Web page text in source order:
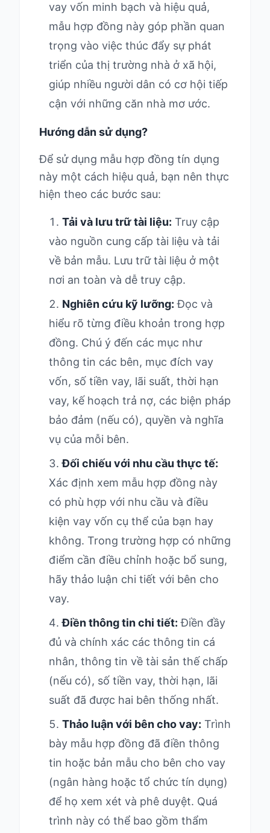
vay vốn minh bạch và hiệu quả,
mẫu hợp đồng này góp phần quan
trọng vào việc thúc đẩy sự phát
triển của thị trường nhà ở xã hội,
giúp nhiều người dân có cơ hội tiếp
cận với những căn nhà mơ ước.
Hướng dẫn sử dụng?
Để sử dụng mẫu hợp đồng tín dụng
này một cách hiệu quả, bạn nên thực
hiện theo các bước sau:
Tải và lưu trữ tài liệu: Truy cập
vào nguồn cung cấp tài liệu và tải
về bản mẫu. Lưu trữ tài liệu ở một
nơi an toàn và dễ truy cập.
Nghiên cứu kỹ lưỡng: Đọc và
hiểu rõ từng điều khoản trong hợp
đồng. Chú ý đến các mục như
thông tin các bên, mục đích vay
vốn, số tiền vay, lãi suất, thời hạn
vay, kế hoạch trả nợ, các biện pháp
bảo đảm (nếu có), quyền và nghĩa
vụ của mỗi bên.
Đối chiếu với nhu cầu thực tế:
Xác định xem mẫu hợp đồng này
có phù hợp với nhu cầu và điều
kiện vay vốn cụ thể của bạn hay
không. Trong trường hợp có những
điểm cần điều chỉnh hoặc bổ sung,
hãy thảo luận chi tiết với bên cho
vay.
Điền thông tin chi tiết: Điền đầy
đủ và chính xác các thông tin cá
nhân, thông tin về tài sản thế chấp
(nếu có), số tiền vay, thời hạn, lãi
suất đã được hai bên thống nhất.
Thảo luận với bên cho vay: Trình
bày mẫu hợp đồng đã điền thông
tin hoặc bản mẫu cho bên cho vay
(ngân hàng hoặc tổ chức tín dụng)
để họ xem xét và phê duyệt. Quá
trình này có thể bao gồm thẩm